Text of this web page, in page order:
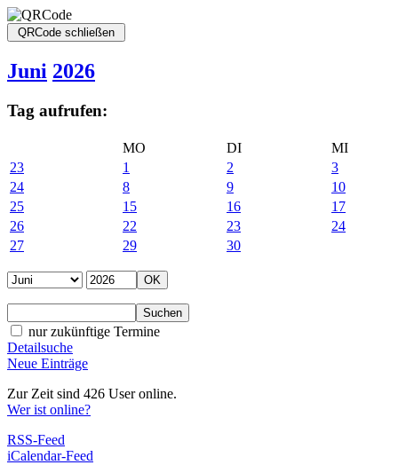
Juni 2026
Tag aufrufen:
MO DI
MI
23
1 2
3
24
8 9
10
25
15 16
17
26
22 23
24
27
29 30
nur zukünftige Termine
Detailsuche
Neue Einträge
Zur Zeit sind 426 User online.
Wer ist online?
RSS-Feed
iCalendar-Feed